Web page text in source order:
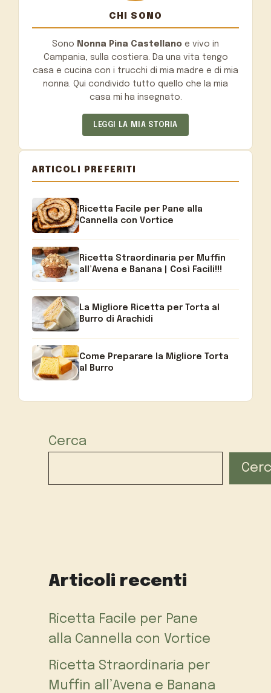
CHI SONO
Sono Nonna Pina Castellano e vivo in
Campania, sulla costiera. Da una vita tengo
casa e cucina con i trucchi di mia madre e di mia
nonna. Qui condivido tutto quello che la mia
casa mi ha insegnato.
LEGGI LA MIA STORIA
ARTICOLI PREFERITI
Ricetta Facile per Pane alla
Cannella con Vortice
Ricetta Straordinaria per Muffin
all’Avena e Banana | Così Facili!!!
La Migliore Ricetta per Torta al
Burro di Arachidi
Come Preparare la Migliore Torta
al Burro
Cerca
Articoli recenti
Ricetta Facile per Pane
alla Cannella con Vortice
Ricetta Straordinaria per
Muffin all’Avena e Banana